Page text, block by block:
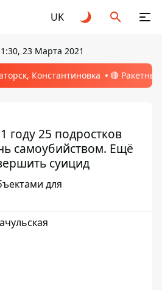
UK
23 Марта 2021
Константиновка 🔴
году 25 подростков
самоубийством. Ещё
суицид
для